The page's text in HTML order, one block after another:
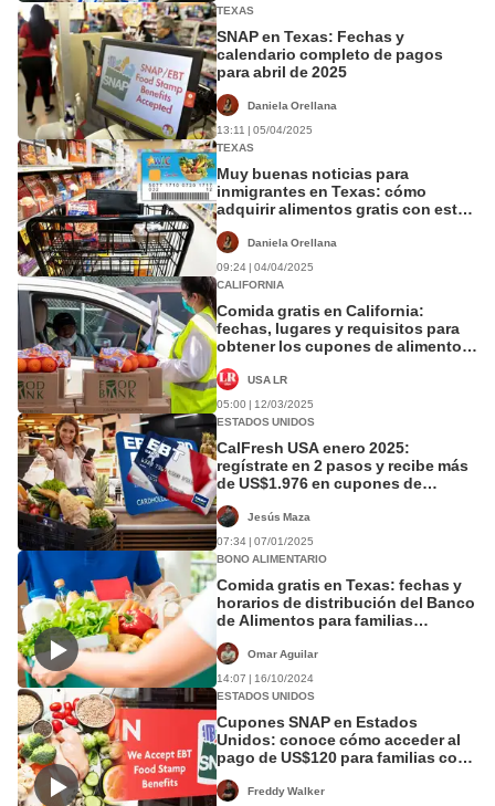
TEXAS
SNAP en Texas: Fechas y
calendario completo de pagos
para abril de 2025
Daniela Orellana
13:11 | 05/04/2025
TEXAS
Muy buenas noticias para
inmigrantes en Texas: cómo
adquirir alimentos gratis con esta
Daniela Orellana
09:24 | 04/04/2025
CALIFORNIA
Comida gratis en California:
fechas, lugares y requisitos para
obtener los cupones de alimentos
USA LR
05:00 | 12/03/2025
ESTADOS UNIDOS
CalFresh USA enero 2025:
regístrate en 2 pasos y recibe más
de US$1.976 en cupones de
Jesús Maza
07:34 | 07/01/2025
BONO ALIMENTARIO
Comida gratis en Texas: fechas y
horarios de distribución del Banco
de Alimentos para familias
Omar Aguilar
14:07 | 16/10/2024
ESTADOS UNIDOS
Cupones SNAP en Estados
Unidos: conoce cómo acceder al
pago de US$120 para familias con
Freddy Walker